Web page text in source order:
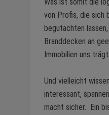
von Profis, die sich
begutachten
Branddecken an
Immobilien uns
Und vielleicht
interessant,
macht sicher. Ein